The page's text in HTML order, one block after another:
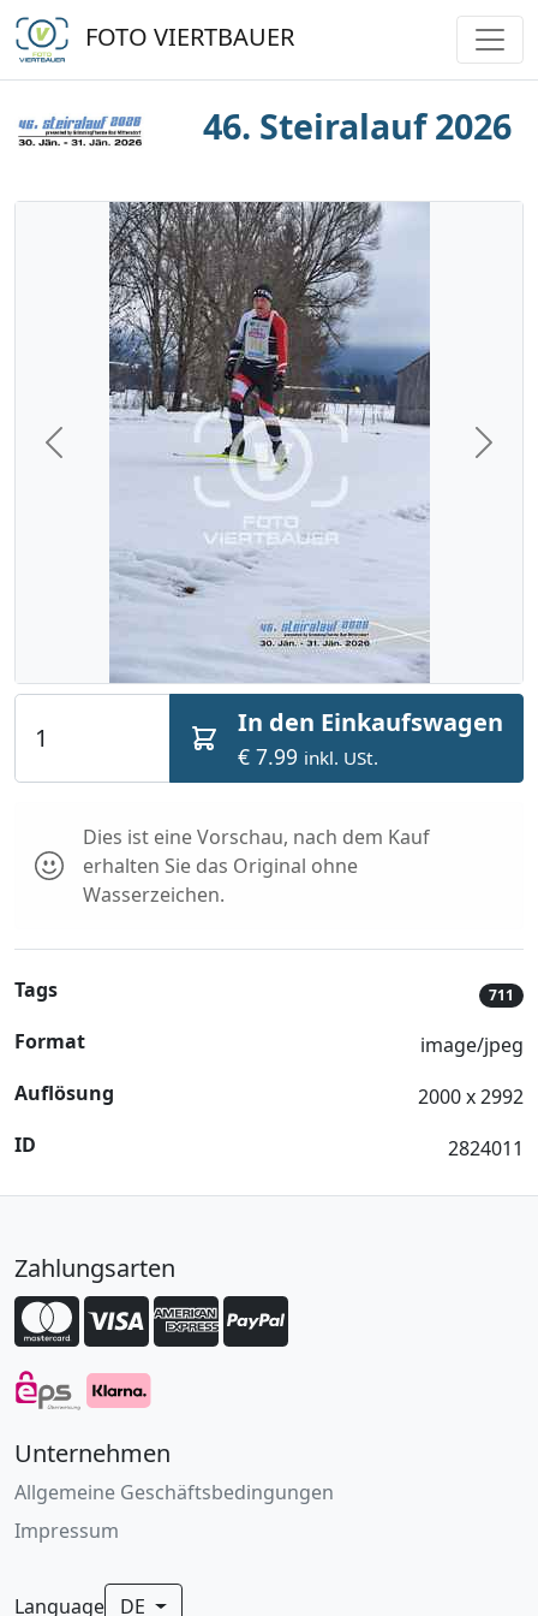
FOTO VIERTBAUER
46. Steiralauf 2026
Previous Next
In den Einkaufswagen
€ 7.99 inkl. USt.
Dies ist eine Vorschau, nach dem Kauf
erhalten Sie das Original ohne
Wasserzeichen.
Tags 711
Format
image/jpeg
Auflösung
2000 x 2992
ID
2824011
Zahlungsarten
Unternehmen
Allgemeine Geschäftsbedingungen
Impressum
Language DE